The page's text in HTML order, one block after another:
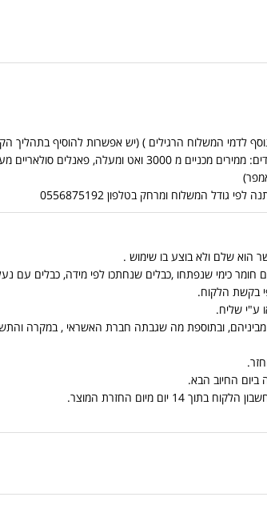
המשלוח ומרחק בטלפון 0556875192
כימי שנפתחו ,כבלים שנחתכו לפי מידה, כבלים עם
בקשת הלקוח.
ע"י שליח.
למעט 5% דמי ביטול או 100 ש״ח, הנמוך מביניהם, ובתוספת מה שגבתה חברת האשראי ,
החיוב הבא.
מיום החזרת המוצר.